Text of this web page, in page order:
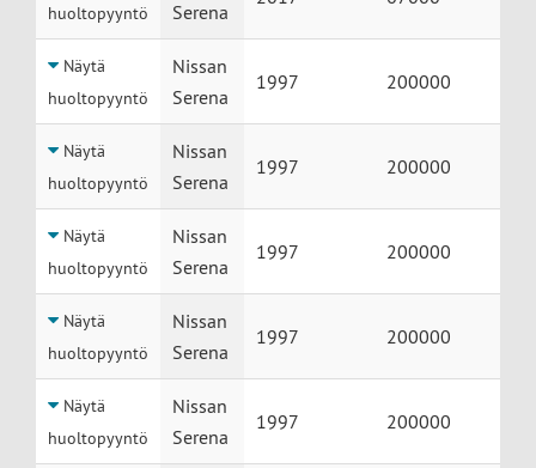
huoltopyyntö
Serena
Näytä
huoltopyyntö
Nissan
Serena
1997 200000
Näytä
huoltopyyntö
Nissan
Serena
1997 200000
Näytä
huoltopyyntö
Nissan
Serena
1997 200000
Näytä
huoltopyyntö
Nissan
Serena
1997 200000
Näytä
huoltopyyntö
Nissan
Serena
1997 200000